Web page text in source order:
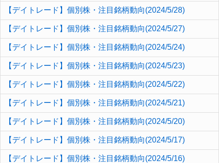
【デイトレード】個別株・注目銘柄動向(2024/5/28)
【デイトレード】個別株・注目銘柄動向(2024/5/27)
【デイトレード】個別株・注目銘柄動向(2024/5/24)
【デイトレード】個別株・注目銘柄動向(2024/5/23)
【デイトレード】個別株・注目銘柄動向(2024/5/22)
【デイトレード】個別株・注目銘柄動向(2024/5/21)
【デイトレード】個別株・注目銘柄動向(2024/5/20)
【デイトレード】個別株・注目銘柄動向(2024/5/17)
【デイトレード】個別株・注目銘柄動向(2024/5/16)